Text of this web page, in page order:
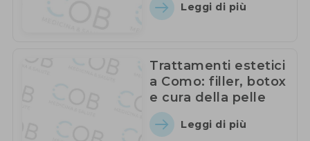
Leggi di più
Trattamenti estetici
a Como: filler, botox
e cura della pelle
Leggi di più